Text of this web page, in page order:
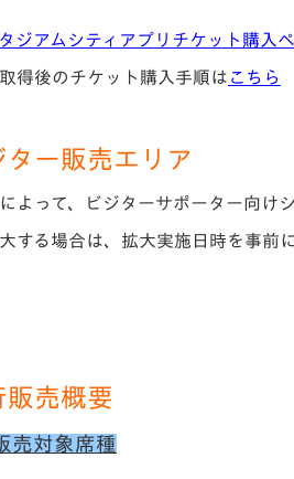
ジアムシティアプリチケット購入
得後のチケット購入手順は こちら
ター販売エリア
よって、ビジターサポーター向け
する場合は、拡大実施日時を事前
販売概要
売対象席種